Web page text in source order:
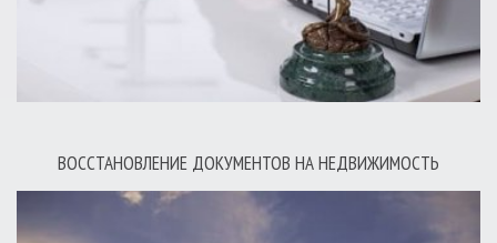
ВОССТАНОВЛЕНИЕ ДОКУМЕНТОВ НА НЕДВИЖИМОСТЬ